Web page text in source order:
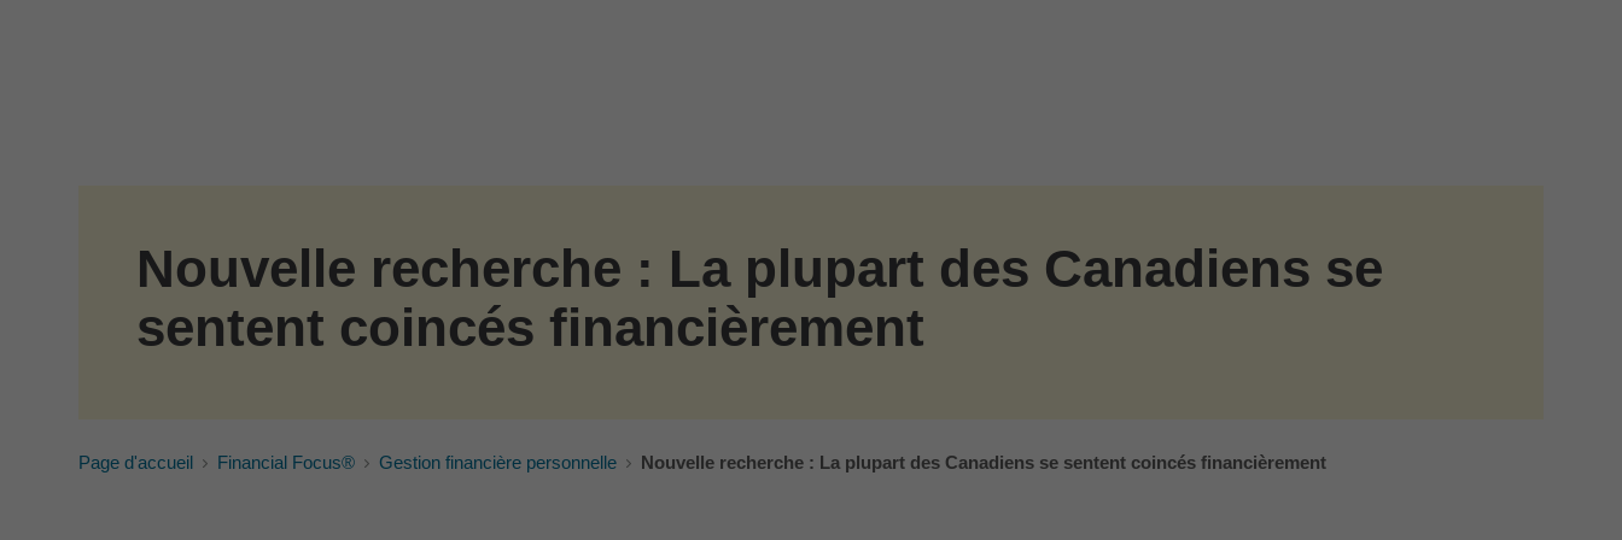
Nouvelle recherche : La plupart des Canadiens se
sentent coincés financièrement
Page d'accueil Financial Focus® Gestion financière personnelle Nouvelle recherche : La plupart des Canadiens se sentent coincés financièrement